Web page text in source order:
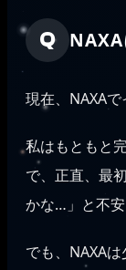
NAXA
現在、NAXAで
私はもともと
で、正直、最
かな…」と不安
でも、NAXA